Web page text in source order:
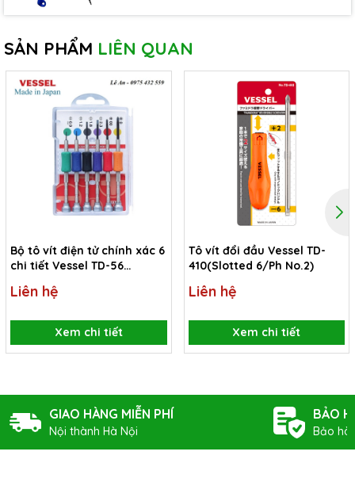
SẢN PHẨM LIÊN QUAN
Bộ tô vít điện tử chính xác 6
chi tiết Vessel TD-56
Liên hệ
Xem chi tiết
Tô vít đổi đầu Vessel TD-
410(Slotted 6/Ph No.2)
Liên hệ
Xem chi tiết
GIAO HÀNG MIỄN PHÍ
Nội thành Hà Nội
BẢO
Bảo